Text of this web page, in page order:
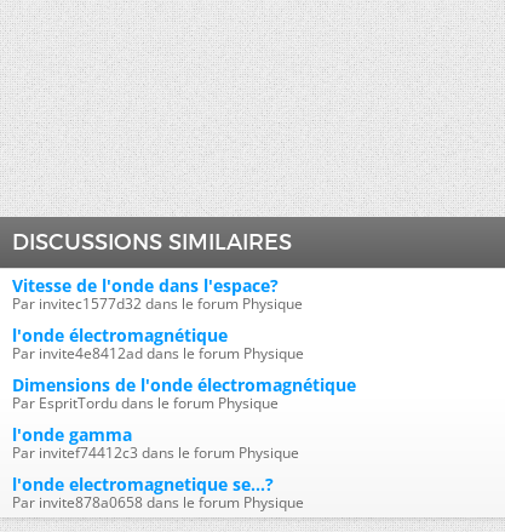
DISCUSSIONS SIMILAIRES
Vitesse de l'onde dans l'espace?
Par invitec1577d32 dans le forum Physique
l'onde électromagnétique
Par invite4e8412ad dans le forum Physique
Dimensions de l'onde électromagnétique
Par EspritTordu dans le forum Physique
l'onde gamma
Par invitef74412c3 dans le forum Physique
l'onde electromagnetique se...?
Par invite878a0658 dans le forum Physique